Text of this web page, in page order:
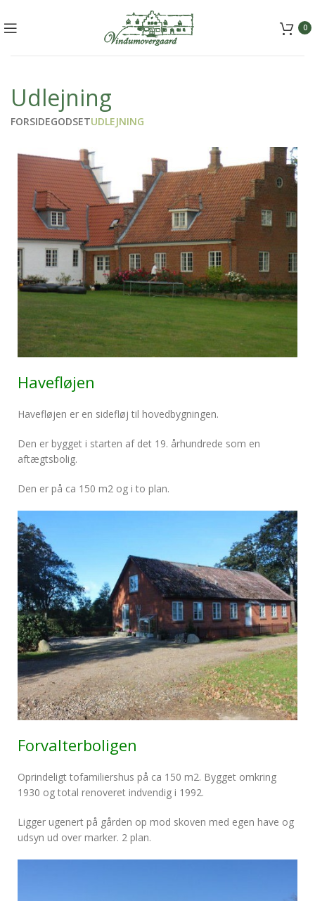
0
Udlejning
FORSIDEGODSETUDLEJNING
Havefløjen
Havefløjen er en sidefløj til hovedbygningen.
Den er bygget i starten af det 19. århundrede som en
aftægtsbolig.
Den er på ca 150 m2 og i to plan.
Forvalterboligen
Oprindeligt tofamiliershus på ca 150 m2. Bygget omkring
1930 og total renoveret indvendig i 1992.
Ligger ugenert på gården op mod skoven med egen have og
udsyn ud over marker. 2 plan.
mail@vindumovergaard.dk